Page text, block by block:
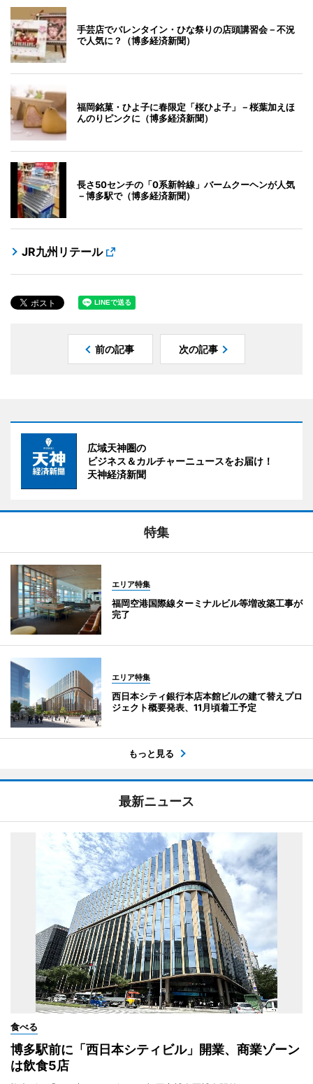
手芸店でバレンタイン・ひな祭りの店頭講習会－不況
で人気に？（博多経済新聞）
福岡銘菓・ひよ子に春限定「桜ひよ子」－桜葉加えほ
んのりピンクに（博多経済新聞）
長さ50センチの「0系新幹線」バームクーヘンが人気
－博多駅で（博多経済新聞）
JR九州リテール
前の記事 次の記事
広域天神圏の
ビジネス＆カルチャーニュースをお届け！
天神経済新聞
特集
エリア特集
福岡空港国際線ターミナルビル等増改築工事が
完了
エリア特集
西日本シティ銀行本店本館ビルの建て替えプロ
ジェクト概要発表、11月頃着工予定
もっと見る
最新ニュース
食べる
博多駅前に「西日本シティビル」開業、商業ゾーン
は飲食5店